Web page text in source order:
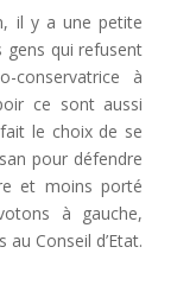
il y a une petite
gens qui refusent
conservatrice à
ce sont aussi
le choix de se
pour défendre
et moins porté
à gauche,
Conseil d’Etat.